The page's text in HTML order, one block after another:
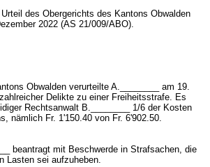
des Obergerichts des Kantons Obwalden
2022 (AS 21/009/ABO).
Obwalden verurteilte A.________ am 19.
Delikte zu einer Freiheitsstrafe. Es
Rechtsanwalt B.________ 1/6 der Kosten
nämlich Fr. 1'150.40 von Fr. 6'902.50.
beantragt mit Beschwerde in Strafsachen, die
Lasten sei aufzuheben.